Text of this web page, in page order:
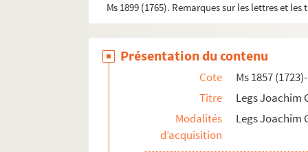
Ms 1899 (1765). Remarques sur les lettres et
Ms 1901 (1767). Goiran. Reflexions sur
Ms 1902 (1768). Goiran. Réflexions sur
Ms 1903 (1769). Bibliothèque de
Ms 1904 (1770). Cours de physique professé
Ms 1905 (1771). « Sisteme du monde de
Présentation du contenu
Cote
Ms 1857
Titre
Legs Joachim
Modalités
d’acquisition
Legs Joachim